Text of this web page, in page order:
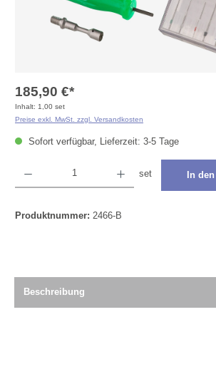
185,90 €*
Inhalt: 1,00 set
Preise exkl. MwSt. zzgl. Versandkosten
Sofort verfügbar, Lieferzeit: 3-5 Tage
set In
Produktnummer: 2466-B
Beschreibung